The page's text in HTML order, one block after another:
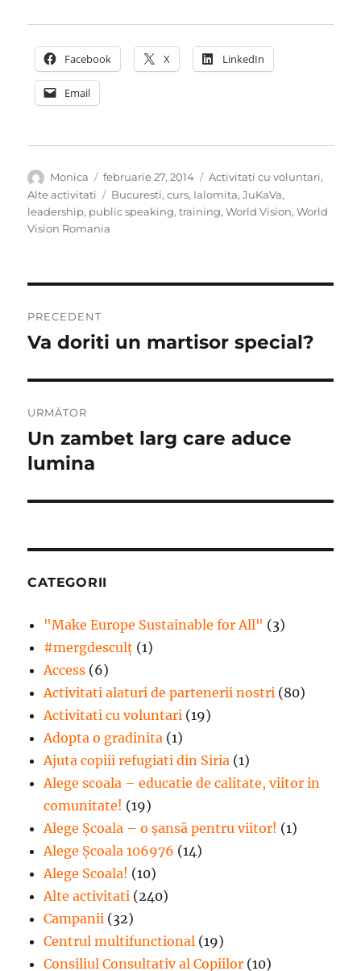
Facebook X LinkedIn
Email
Autor
Monica
Publicat
pe
februarie 27, 2014 Categorii
Activitati cu voluntari,
Alte activitati
Etichete
Bucuresti,curs, Ialomita,JuKaVa,
leadership, public speaking,training,World Vision,World
Vision Romania
în
PRECEDENT
Articolul
Va doriti un martisor special?
URMĂTOR
Articolul
următor:
Un zambet larg care aduce
lumina
CATEGORII
"Make Europe Sustainable for All" (3)
#mergdesculţ (1)
Access (6)
Activitati alaturi de partenerii nostri (80)
Activitati cu voluntari (19)
Adopta o gradinita (1)
Ajuta copiii refugiati din Siria (1)
Alege scoala – educatie de calitate, viitor in
comunitate! (19)
Alege Şcoala – o şansă pentru viitor! (1)
Alege Școala 106976 (14)
Alege Scoala! (10)
Alte activitati (240)
Campanii (32)
Centrul multifunctional (19)
Consiliul Consultativ al Copiilor (10)